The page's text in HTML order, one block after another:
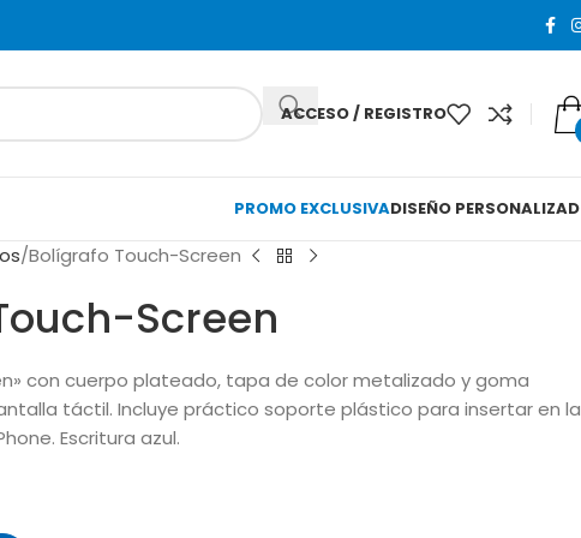
ACCESO / REGISTRO
PROMO EXCLUSIVADISEÑO
Bolígrafo Touch-Screen
Screen
con cuerpo plateado, tapa de color metalizado y goma
táctil. Incluye práctico soporte plástico para insertar en la
Escritura azul.